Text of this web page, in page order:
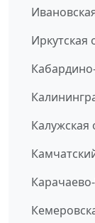
Иркутская
Калужская